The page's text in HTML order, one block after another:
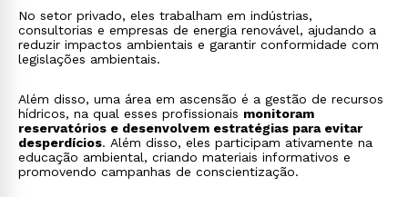
No setor privado, eles trabalham em indústrias,
consultorias e empresas de energia renovável, ajudando a
reduzir impactos ambientais e garantir conformidade com
legislações ambientais.
Além disso, uma área em ascensão é a gestão de recursos
hídricos, na qual esses profissionais monitoram
reservatórios e desenvolvem estratégias para evitar
desperdícios. Além disso, eles participam ativamente na
educação ambiental, criando materiais informativos e
promovendo campanhas de conscientização.